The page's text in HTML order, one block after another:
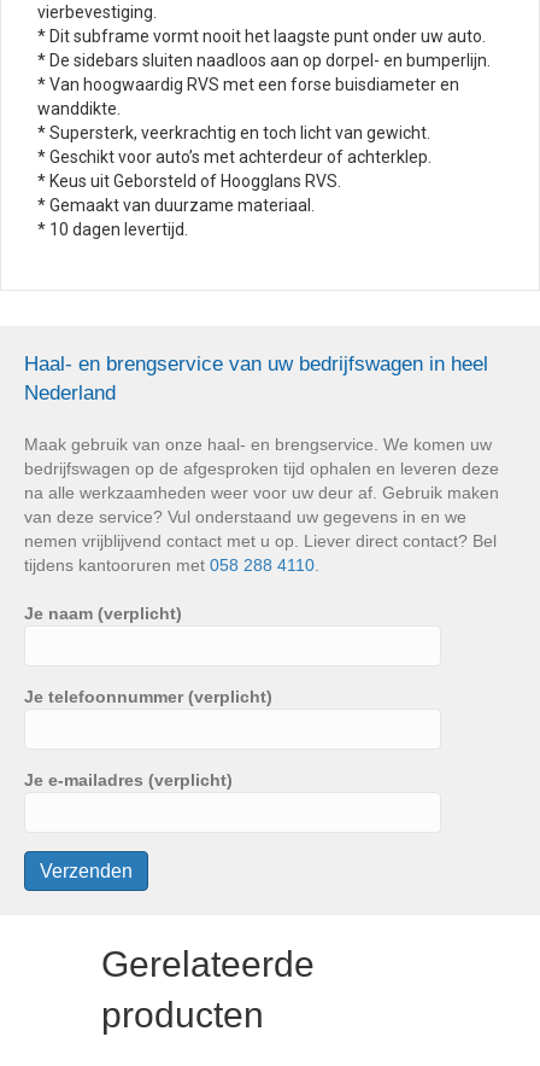
vierbevestiging.
* Dit subframe vormt nooit het laagste punt onder uw auto.
* De sidebars sluiten naadloos aan op dorpel- en bumperlijn.
* Van hoogwaardig RVS met een forse buisdiameter en
wanddikte.
* Supersterk, veerkrachtig en toch licht van gewicht.
* Geschikt voor auto’s met achterdeur of achterklep.
* Keus uit Geborsteld of Hoogglans RVS.
* Gemaakt van duurzame materiaal.
* 10 dagen levertijd.
Haal- en brengservice van uw bedrijfswagen in heel
Nederland
Maak gebruik van onze haal- en brengservice. We komen uw
bedrijfswagen op de afgesproken tijd ophalen en leveren deze
na alle werkzaamheden weer voor uw deur af. Gebruik maken
van deze service? Vul onderstaand uw gegevens in en we
nemen vrijblijvend contact met u op. Liever direct contact? Bel
tijdens kantooruren met 058 288 4110
Je naam (verplicht)
Je telefoonnummer (verplicht)
Je e-mailadres (verplicht)
Gerelateerde
producten